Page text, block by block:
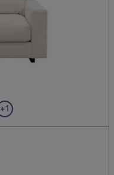
+1